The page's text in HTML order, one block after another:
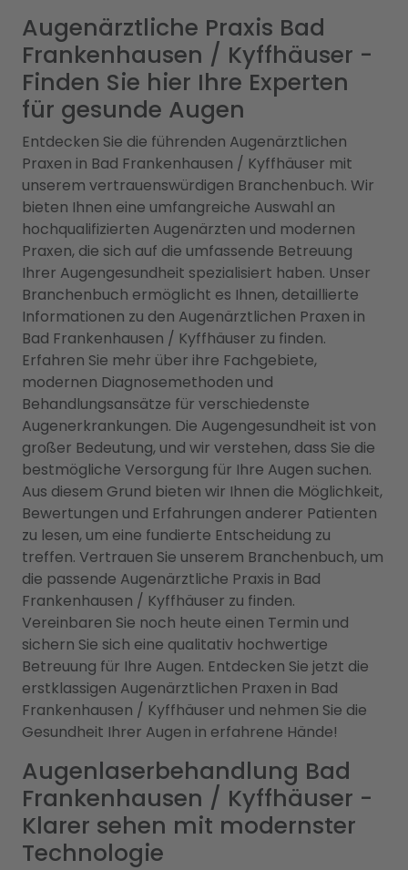
Augenärztliche Praxis Bad
Frankenhausen / Kyffhäuser -
Finden Sie hier Ihre Experten
für gesunde Augen
Entdecken Sie die führenden Augenärztlichen
Praxen in Bad Frankenhausen / Kyffhäuser mit
unserem vertrauenswürdigen Branchenbuch. Wir
bieten Ihnen eine umfangreiche Auswahl an
hochqualifizierten Augenärzten und modernen
Praxen, die sich auf die umfassende Betreuung
Ihrer Augengesundheit spezialisiert haben. Unser
Branchenbuch ermöglicht es Ihnen, detaillierte
Informationen zu den Augenärztlichen Praxen in
Bad Frankenhausen / Kyffhäuser zu finden.
Erfahren Sie mehr über ihre Fachgebiete,
modernen Diagnosemethoden und
Behandlungsansätze für verschiedenste
Augenerkrankungen. Die Augengesundheit ist von
großer Bedeutung, und wir verstehen, dass Sie die
bestmögliche Versorgung für Ihre Augen suchen.
Aus diesem Grund bieten wir Ihnen die Möglichkeit,
Bewertungen und Erfahrungen anderer Patienten
zu lesen, um eine fundierte Entscheidung zu
treffen. Vertrauen Sie unserem Branchenbuch, um
die passende Augenärztliche Praxis in Bad
Frankenhausen / Kyffhäuser zu finden.
Vereinbaren Sie noch heute einen Termin und
sichern Sie sich eine qualitativ hochwertige
Betreuung für Ihre Augen. Entdecken Sie jetzt die
erstklassigen Augenärztlichen Praxen in Bad
Frankenhausen / Kyffhäuser und nehmen Sie die
Gesundheit Ihrer Augen in erfahrene Hände!
Augenlaserbehandlung Bad
Frankenhausen / Kyffhäuser -
Klarer sehen mit modernster
Technologie